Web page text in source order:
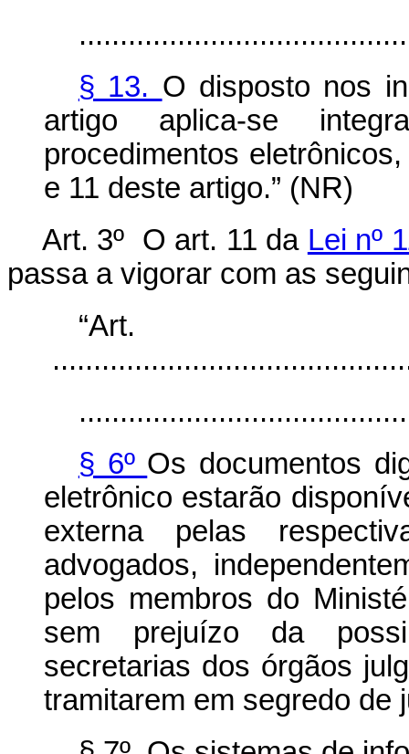
§ 13. O disposto nos
artigo aplica-se
procedimentos
e 11 deste artigo.” (NR)
Art. 3º O art. 11 da Lei nº
passa a vigorar com as
§ 6º Os documentos
eletrônico estarão
externa pelas
advogados,
pelos membros do
sem prejuízo da
secretarias dos órgãos
tramitarem em segredo de